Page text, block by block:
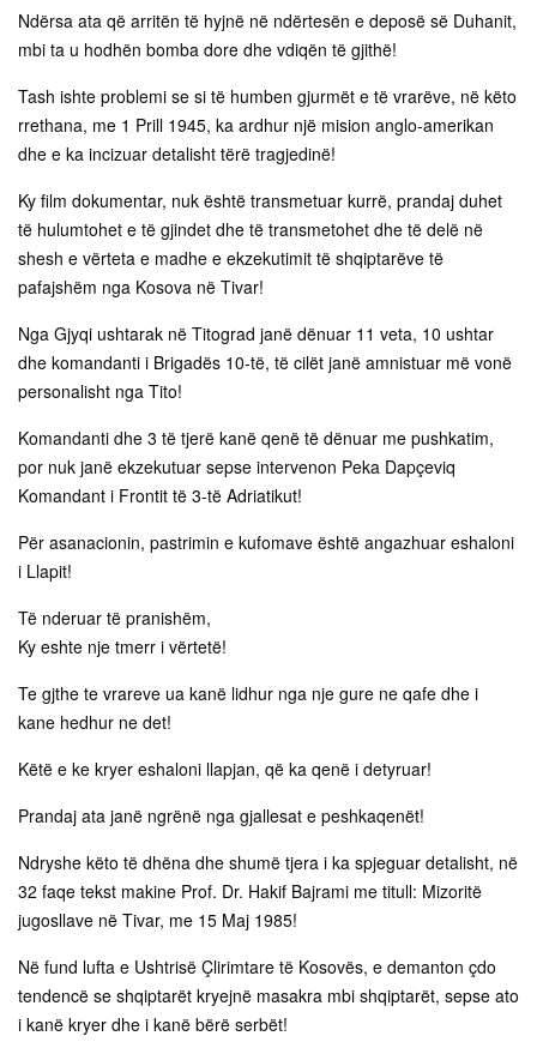
Ndërsa ata që arritën të hyjnë në ndërtesën e deposë së Duhanit,
mbi ta u hodhën bomba dore dhe vdiqën të gjithë!
Tash ishte problemi se si të humben gjurmët e të vrarëve, në këto
rrethana, me 1 Prill 1945, ka ardhur një mision anglo-amerikan
dhe e ka incizuar detalisht tërë tragjedinë!
Ky film dokumentar, nuk është transmetuar kurrë, prandaj duhet
të hulumtohet e të gjindet dhe të transmetohet dhe të delë në
shesh e vërteta e madhe e ekzekutimit të shqiptarëve të
pafajshëm nga Kosova në Tivar!
Nga Gjyqi ushtarak në Titograd janë dënuar 11 veta, 10 ushtar
dhe komandanti i Brigadës 10-të, të cilët janë amnistuar më vonë
personalisht nga Tito!
Komandanti dhe 3 të tjerë kanë qenë të dënuar me pushkatim,
por nuk janë ekzekutuar sepse intervenon Peka Dapçeviq
Komandant i Frontit të 3-të Adriatikut!
Për asanacionin, pastrimin e kufomave është angazhuar eshaloni
i Llapit!
Të nderuar të pranishëm,
Ky eshte nje tmerr i vërtetë!
Te gjthe te vrareve ua kanë lidhur nga nje gure ne qafe dhe i
kane hedhur ne det!
Këtë e ke kryer eshaloni llapjan, që ka qenë i detyruar!
Prandaj ata janë ngrënë nga gjallesat e peshkaqenët!
Ndryshe këto të dhëna dhe shumë tjera i ka spjeguar detalisht, në
32 faqe tekst makine Prof. Dr. Hakif Bajrami me titull: Mizoritë
jugosllave në Tivar, me 15 Maj 1985!
Në fund lufta e Ushtrisë Çlirimtare të Kosovës, e demanton çdo
tendencë se shqiptarët kryejnë masakra mbi shqiptarët, sepse ato
i kanë kryer dhe i kanë bërë serbët!